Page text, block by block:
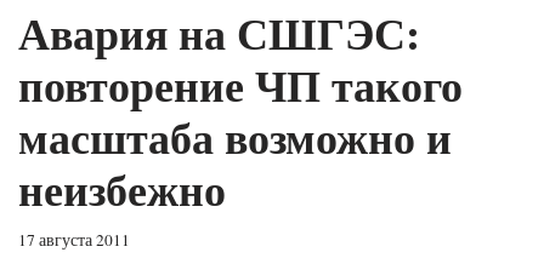
Авария на СШГЭС:
повторение ЧП такого
масштаба возможно и
неизбежно
17 августа 2011